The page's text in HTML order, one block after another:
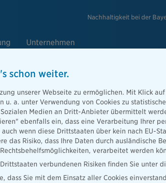
Nachhaltigkeit bei der
Unternehmen
schon weiter.
unserer Webseite zu ermöglichen. Mit Klick
u. a. unter Verwendung von Cookies zu
Medien an Dritt-Anbieter übermittelt
ebenfalls ein, dass eine Verarbeitung Ihrer
wenn diese Drittstaaten über kein nach EU-
das Risiko, dass Ihre Daten durch ausländische
verarbeitet werden
verbundenen Risiken finden Sie unter
dass Sie mit dem Einsatz aller Cookies